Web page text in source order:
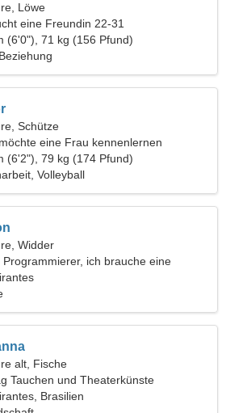
Löwe
eine Freundin 22-31
(6'0"), 71 kg (156 Pfund)
Schütze
eine Frau kennenlernen
(6'2"), 79 kg (174 Pfund)
Volleyball
Widder
Programmierer, ich brauche eine
Frau
alt, Fische
Tauchen und Theaterkünste
Brasilien